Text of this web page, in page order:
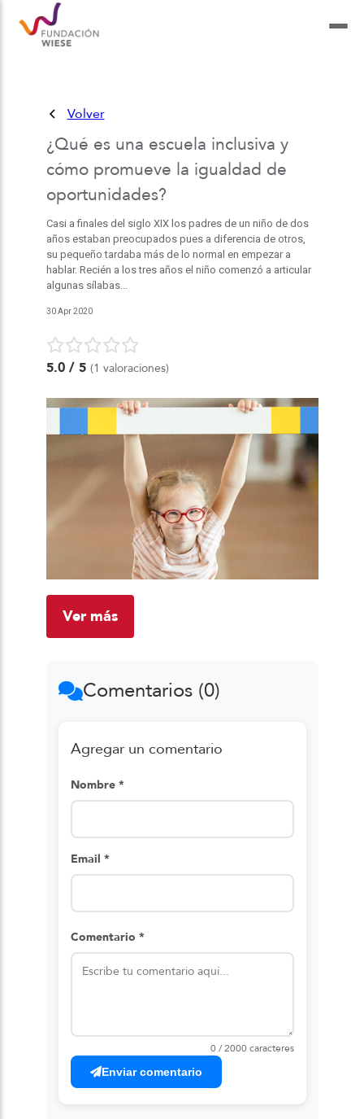
Volver
¿Qué es una escuela inclusiva y
cómo promueve la igualdad de
oportunidades?
Casi a finales del siglo XIX los padres de un niño de dos
años estaban preocupados pues a diferencia de otros,
su pequeño tardaba más de lo normal en empezar a
hablar. Recién a los tres años el niño comenzó a articular
algunas sílabas...
30 Apr 2020
5.0/ 5 (1 valoraciones)
Ver más
Comentarios (0)
Agregar un comentario
Nombre *
Email *
Comentario *
0 / 2000 caracteres
Enviar comentario